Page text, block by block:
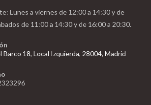
Lunes a viernes de 12:00 a 14:30 y de
de 11:00 a 14:30 y de 16:00 a 20:30.
Barco 18, Local Izquierda, 28004, Madrid